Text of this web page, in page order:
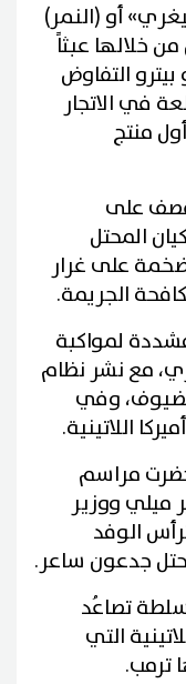
أو (النمر)
خلالها عبثاً
التفاوض
في الاتجار
منتج
على
المحتل
ضخمة على غرار
الجريمة.
لمواكبة
11 ألف عسكري، مع نشر نظام
وفي
اللاتينية.
حضرت مراسم
ميلي ووزير
الوفد
جدعون ساعر.
تصاعُد
التي
ترمب.